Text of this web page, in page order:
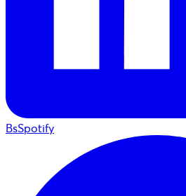
BsSpotify